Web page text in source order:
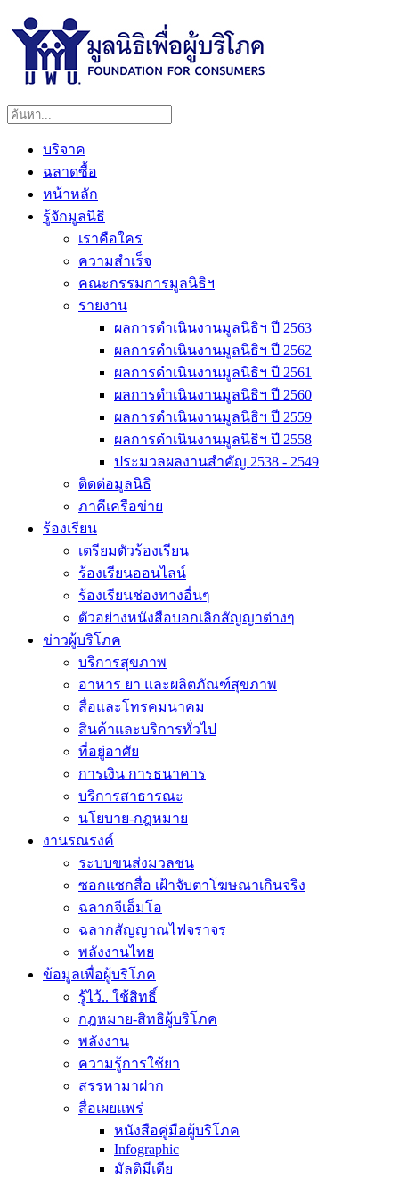
บริจาค
ฉลาดซื้อ
หน้าหลัก
รู้จักมูลนิธิ
เราคือใคร
ความสำเร็จ
คณะกรรมการมูลนิธิฯ
รายงาน
ผลการดำเนินงานมูลนิธิฯ ปี 2563
ผลการดำเนินงานมูลนิธิฯ ปี 2562
ผลการดำเนินงานมูลนิธิฯ ปี 2561
ผลการดำเนินงานมูลนิธิฯ ปี 2560
ผลการดำเนินงานมูลนิธิฯ ปี 2559
ผลการดำเนินงานมูลนิธิฯ ปี 2558
ประมวลผลงานสำคัญ 2538 - 2549
ติดต่อมูลนิธิ
ภาคีเครือข่าย
ร้องเรียน
เตรียมตัวร้องเรียน
ร้องเรียนออนไลน์
ร้องเรียนช่องทางอื่นๆ
ตัวอย่างหนังสือบอกเลิกสัญญาต่างๆ
ข่าวผู้บริโภค
บริการสุขภาพ
อาหาร ยา และผลิตภัณฑ์สุขภาพ
สื่อและโทรคมนาคม
สินค้าและบริการทั่วไป
ที่อยู่อาศัย
การเงิน การธนาคาร
บริการสาธารณะ
นโยบาย-กฎหมาย
งานรณรงค์
ระบบขนส่งมวลชน
ซอกแซกสื่อ เฝ้าจับตาโฆษณาเกินจริง
ฉลากจีเอ็มโอ
ฉลากสัญญาณไฟจราจร
พลังงานไทย
ข้อมูลเพื่อผู้บริโภค
รู้ไว้.. ใช้สิทธิ์
กฎหมาย-สิทธิผู้บริโภค
พลังงาน
ความรู้การใช้ยา
สรรหามาฝาก
สื่อเผยแพร่
หนังสือคู่มือผู้บริโภค
Infographic
มัลติมีเดีย